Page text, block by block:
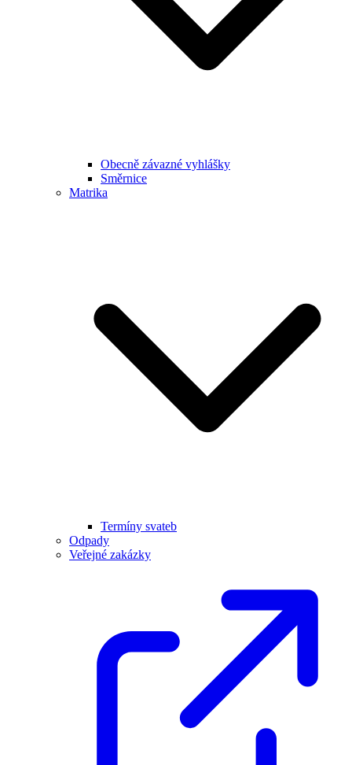
Obecně závazné vyhlášky
Směrnice
Matrika
Termíny svateb
Odpady
Veřejné zakázky